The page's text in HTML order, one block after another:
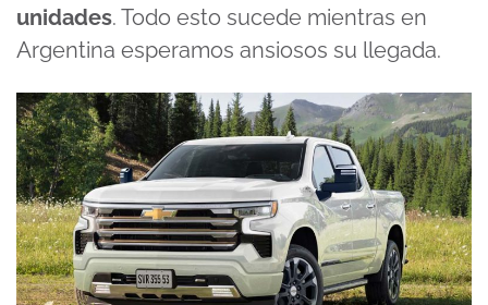
unidades. Todo esto sucede mientras en
Argentina esperamos ansiosos su llegada.